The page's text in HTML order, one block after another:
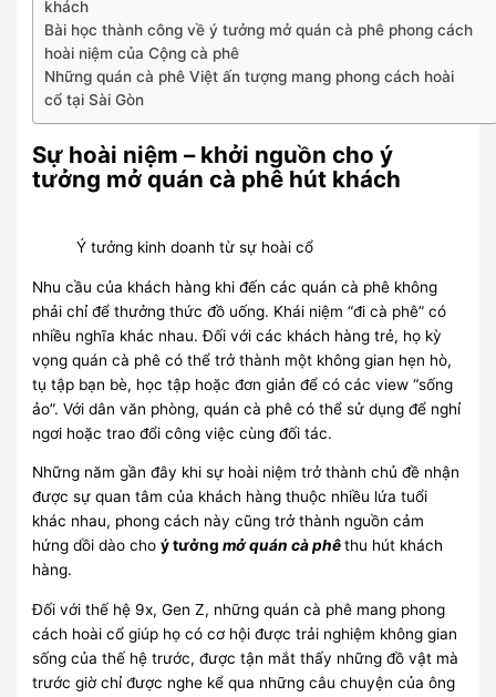
khách
Bài học thành công về ý tưởng mở quán cà phê phong cách
hoài niệm của Cộng cà phê
Những quán cà phê Việt ấn tượng mang phong cách hoài
cổ tại Sài Gòn
Sự hoài niệm – khởi nguồn cho ý
tưởng mở quán cà phê hút khách
Ý tưởng kinh doanh từ sự hoài cổ
Nhu cầu của khách hàng khi đến các quán cà phê không
phải chỉ để thưởng thức đồ uống. Khái niệm “đi cà phê” có
nhiều nghĩa khác nhau. Đối với các khách hàng trẻ, họ kỳ
vọng quán cà phê có thể trở thành một không gian hẹn hò,
tụ tập bạn bè, học tập hoặc đơn giản để có các view “sống
ảo”. Với dân văn phòng, quán cà phê có thể sử dụng để nghỉ
ngơi hoặc trao đổi công việc cùng đối tác.
Những năm gần đây khi sự hoài niệm trở thành chủ đề nhận
được sự quan tâm của khách hàng thuộc nhiều lứa tuổi
khác nhau, phong cách này cũng trở thành nguồn cảm
hứng dồi dào choý tưởngmở quán cà phêthu hút khách
hàng.
Đối với thế hệ 9x, Gen Z, những quán cà phê mang phong
cách hoài cổ giúp họ có cơ hội được trải nghiệm không gian
sống của thế hệ trước, được tận mắt thấy những đồ vật mà
trước giờ chỉ được nghe kể qua những câu chuyện của ông